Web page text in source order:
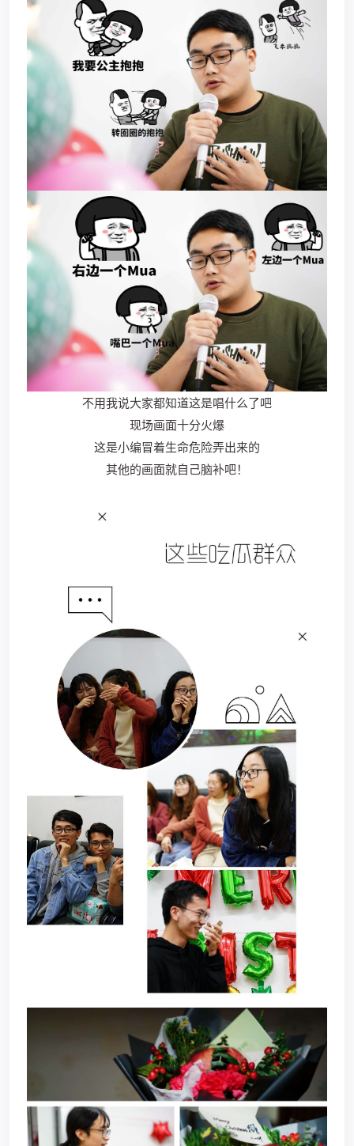
不用我说大家都知道这是唱什么了吧
现场画面十分火爆
这是小编冒着生命危险弄出来的
其他的画面就自己脑补吧！